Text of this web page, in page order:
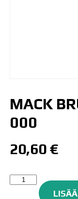
MACK
000
20,60 €
Mack